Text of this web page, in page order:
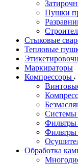
Пушки
Стыковые
Тепловые
Маркираторы
Компрессоры
Системы
Фильтры
Фильтры
Обработка